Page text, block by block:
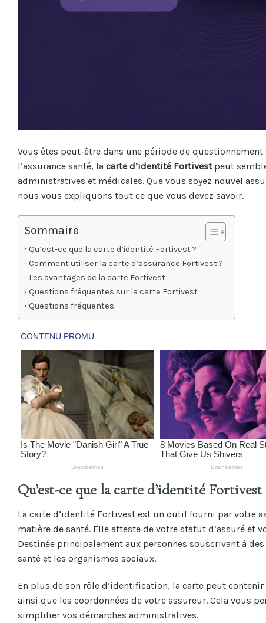
Vous êtes peut-être dans une période de
l’assurance santé, la carte d’identité Fortivestpeut
administratives et médicales. Que vous soyez nouvel
nous vous expliquons tout ce que vous devez savoir.
Sommaire
Qu’est-ce que la carte d’identité Fortivest ?
Comment utiliser la carte d’assurance Fortivest ?
Les avantages de la carte Fortivest
Questions fréquentes sur la carte Fortivest
Questions fréquentes
Qu’est-ce que la carte d’identité Fortivest
La carte d’identité Fortivest est un outil fourni par votre
matière de santé. Elle atteste de votre statut d’assuré et
Destinée principalement aux personnes souscrivant à
santé et les organismes sociaux.
En plus de son rôle d’identification, la carte peut
ainsi que les coordonnées de votre assureur. Cela vous
simplifier vos démarches administratives.